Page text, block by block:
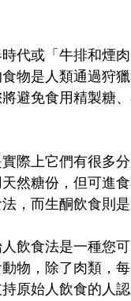
代或「牛排和煙
物是人類通過狩
避免食用精製糖
際上它們有很多
然糖份，但可進
，而生酮飲食則是
飲食法是一種您
物，除了肉類，
原始人飲食的人